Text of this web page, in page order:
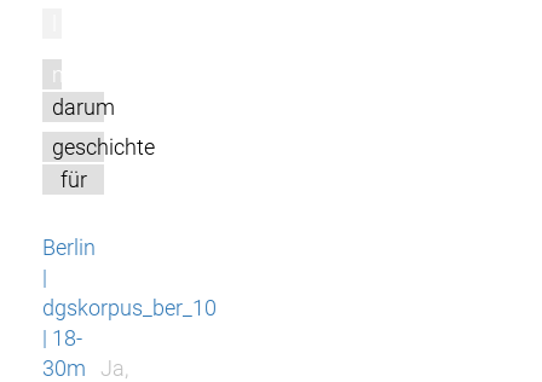
m
darum
geschichte
für
Berlin
|
dgskorpus_ber_10
| 18-
30m
Ja,